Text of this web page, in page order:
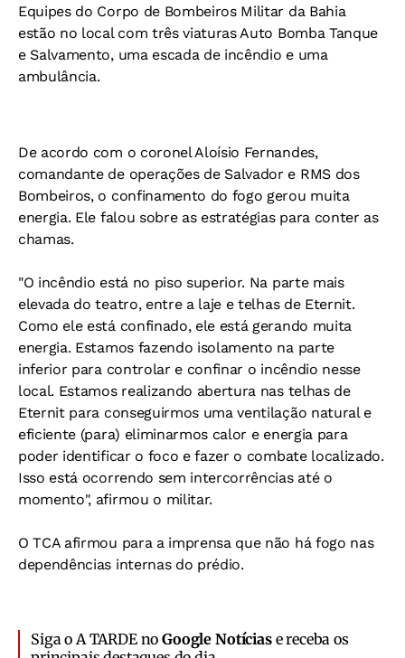
Equipes do Corpo de Bombeiros Militar da Bahia
estão no local com três viaturas Auto Bomba Tanque
e Salvamento, uma escada de incêndio e uma
ambulância.
De acordo com o coronel Aloísio Fernandes,
comandante de operações de Salvador e RMS dos
Bombeiros, o confinamento do fogo gerou muita
energia. Ele falou sobre as estratégias para conter as
chamas.
"O incêndio está no piso superior. Na parte mais
elevada do teatro, entre a laje e telhas de Eternit.
Como ele está confinado, ele está gerando muita
energia. Estamos fazendo isolamento na parte
inferior para controlar e confinar o incêndio nesse
local. Estamos realizando abertura nas telhas de
Eternit para conseguirmos uma ventilação natural e
eficiente (para) eliminarmos calor e energia para
poder identificar o foco e fazer o combate localizado.
Isso está ocorrendo sem intercorrências até o
momento", afirmou o militar.
O TCA afirmou para a imprensa que não há fogo nas
dependências internas do prédio.
Siga o A TARDE noGoogle Notíciase receba os